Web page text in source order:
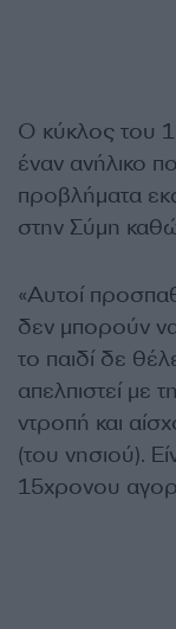
Ο κύκλος του
έναν ανήλικο
προβλήματα
στην Σύμη
«Αυτοί
δεν μπορούν
το παιδί δε
απελπιστεί με
ντροπή και
(του νησιού).
15χρονου